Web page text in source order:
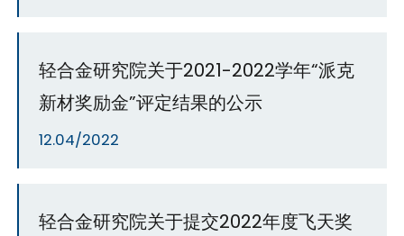
轻合金研究院关于2021-2022学年“派克
新材奖励金”评定结果的公示
12.04/2022
轻合金研究院关于提交2022年度飞天奖